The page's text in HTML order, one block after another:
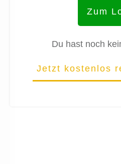
Zum
Du hast noch
Jetzt kostenlos